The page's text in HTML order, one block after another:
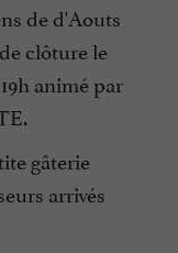
de d'Aouts
clôture le
animé par
gâterie
arrivés